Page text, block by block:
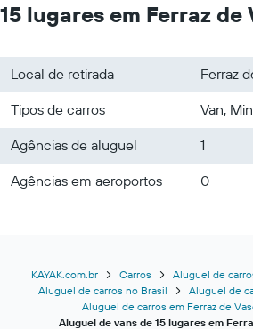
15 lugares em Ferraz de
Local de retirada
Ferraz
Tipos de carros
Van,
Agências de aluguel
1
Agências em aeroportos
0
KAYAK.com.br Carros
Aluguel de
Aluguel de carros no Brasil
Aluguel de
Aluguel de carros em Ferraz de
Aluguel de vans de 15 lugares em